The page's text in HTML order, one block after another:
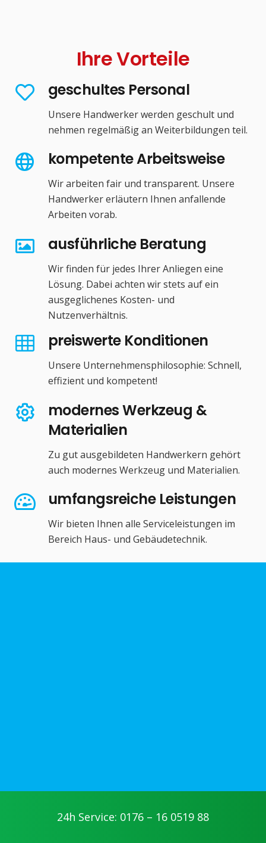
Ihre Vorteile
geschultes Personal
Unsere Handwerker werden geschult und
nehmen regelmäßig an Weiterbildungen teil.
kompetente Arbeitsweise
Wir arbeiten fair und transparent. Unsere
Handwerker erläutern Ihnen anfallende
Arbeiten vorab.
ausführliche Beratung
Wir finden für jedes Ihrer Anliegen eine
Lösung. Dabei achten wir stets auf ein
ausgeglichenes Kosten- und
Nutzenverhältnis.
preiswerte Konditionen
Unsere Unternehmensphilosophie: Schnell,
effizient und kompetent!
modernes Werkzeug &
Materialien
Zu gut ausgebildeten Handwerkern gehört
auch modernes Werkzeug und Materialien.
umfangsreiche Leistungen
Wir bieten Ihnen alle Serviceleistungen im
Bereich Haus- und Gebäudetechnik.
24h Service: 0176 – 16 0519 88